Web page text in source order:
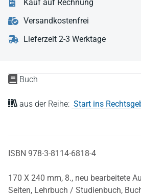
Buch
aus der Reihe: Start ins
ISBN 978-3-8114-6818-4
170 X 240 mm, 8., neu bearbeitete
Seiten, Lehrbuch / Studienbuch,
Kauf auf Rechnung
Versandkostenfrei
Lieferzeit 2-3 Werktage